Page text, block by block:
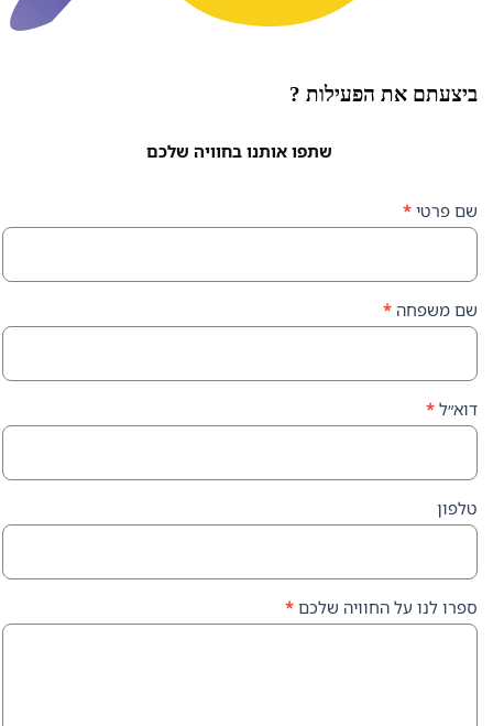
הפעילות ?
שתפו אותנו בחוויה שלכם
*
החוויה שלכם*